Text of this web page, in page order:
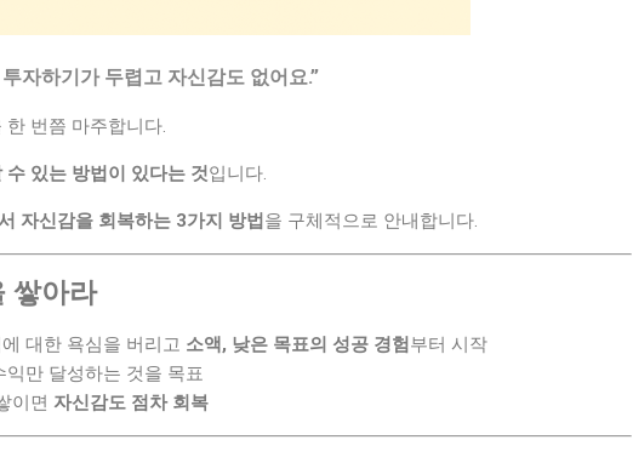
자하기가 두렵고 자신감도 없어요.”
번쯤 마주합니다.
수 있는 방법이 있다는 것입니다.
자신감을 회복하는 3가지 방법 을 구체적으로 안내합니다.
쌓아라
대한 욕심을 버리고 소액, 낮은 목표의 성공 경험 부터 시작
익만 달성하는 것을 목표
이면 자신감도 점차 회복